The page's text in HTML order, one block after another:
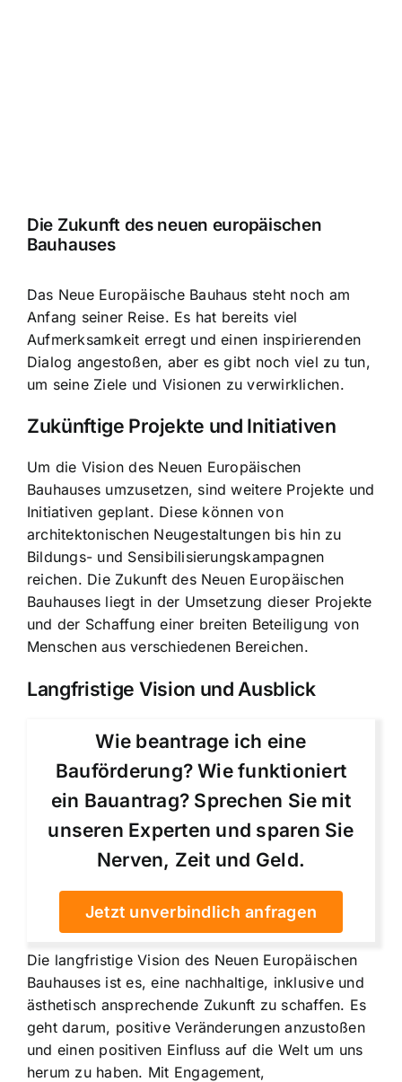
Die Zukunft des neuen europäischen
Bauhauses
Das Neue Europäische Bauhaus steht noch am
Anfang seiner Reise. Es hat bereits viel
Aufmerksamkeit erregt und einen inspirierenden
Dialog angestoßen, aber es gibt noch viel zu tun,
um seine Ziele und Visionen zu verwirklichen.
Zukünftige Projekte und Initiativen
Um die Vision des Neuen Europäischen
Bauhauses umzusetzen, sind weitere Projekte und
Initiativen geplant. Diese können von
architektonischen Neugestaltungen bis hin zu
Bildungs- und Sensibilisierungskampagnen
reichen. Die Zukunft des Neuen Europäischen
Bauhauses liegt in der Umsetzung dieser Projekte
und der Schaffung einer breiten Beteiligung von
Menschen aus verschiedenen Bereichen.
Langfristige Vision und Ausblick
Wie beantrage ich eine
Bauförderung? Wie funktioniert
ein Bauantrag? Sprechen Sie mit
unseren Experten und sparen Sie
Nerven, Zeit und Geld.
Jetzt unverbindlich anfragen
Die langfristige Vision des Neuen Europäischen
Bauhauses ist es, eine nachhaltige, inklusive und
ästhetisch ansprechende Zukunft zu schaffen. Es
geht darum, positive Veränderungen anzustoßen
und einen positiven Einfluss auf die Welt um uns
herum zu haben. Mit Engagement,